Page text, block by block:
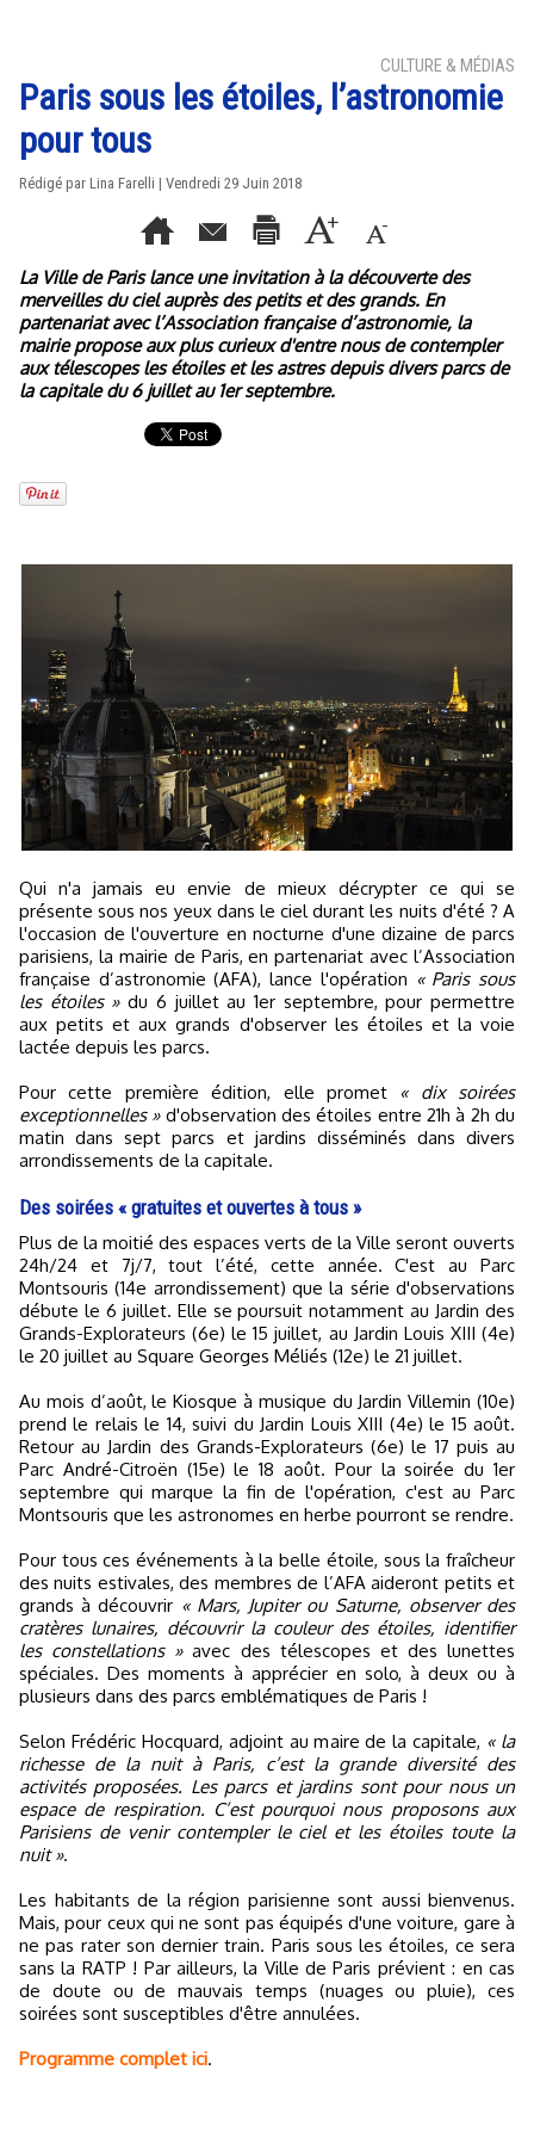
CULTURE & MÉDIAS
Paris sous les étoiles, l’astronomie
pour tous
Rédigé par Lina Farelli | Vendredi 29 Juin 2018
La Ville de Paris lance une invitation à la découverte des
merveilles du ciel auprès des petits et des grands. En
partenariat avec l’Association française d’astronomie, la
mairie propose aux plus curieux d'entre nous de contempler
aux télescopes les étoiles et les astres depuis divers parcs de
la capitale du 6 juillet au 1er septembre.
Qui n'a jamais eu envie de mieux décrypter ce qui se
présente sous nos yeux dans le ciel durant les nuits d'été ? A
l'occasion de l'ouverture en nocturne d'une dizaine de parcs
parisiens, la mairie de Paris, en partenariat avec l’Association
française d’astronomie (AFA), lance l'opération « Paris sous
les étoiles »du 6 juillet au 1er septembre, pour permettre
aux petits et aux grands d'observer les étoiles et la voie
lactée depuis les parcs.
Pour cette première édition, elle promet « dix soirées
exceptionnelles »d'observation des étoiles entre 21h à 2h du
matin dans sept parcs et jardins disséminés dans divers
arrondissements de la capitale.
Des soirées « gratuites et ouvertes à tous »
Plus de la moitié des espaces verts de la Ville seront ouverts
24h/24 et 7j/7, tout l’été, cette année. C'est au Parc
Montsouris (14e arrondissement) que la série d'observations
débute le 6 juillet. Elle se poursuit notamment au Jardin des
Grands-Explorateurs (6e) le 15 juillet, au Jardin Louis XIII (4e)
le 20 juillet au Square Georges Méliés (12e) le 21 juillet.
Au mois d’août, le Kiosque à musique du Jardin Villemin (10e)
prend le relais le 14, suivi du Jardin Louis XIII (4e) le 15 août.
Retour au Jardin des Grands-Explorateurs (6e) le 17 puis au
Parc André-Citroën (15e) le 18 août. Pour la soirée du 1er
septembre qui marque la fin de l'opération, c'est au Parc
Montsouris que les astronomes en herbe pourront se rendre.
Pour tous ces événements à la belle étoile, sous la fraîcheur
des nuits estivales, des membres de l’AFA aideront petits et
grands à découvrir « Mars, Jupiter ou Saturne, observer des
cratères lunaires, découvrir la couleur des étoiles, identifier
les constellations »avec des télescopes et des lunettes
spéciales. Des moments à apprécier en solo, à deux ou à
plusieurs dans des parcs emblématiques de Paris !
Selon Frédéric Hocquard, adjoint au maire de la capitale, « la
richesse de la nuit à Paris, c’est la grande diversité des
activités proposées. Les parcs et jardins sont pour nous un
espace de respiration. C’est pourquoi nous proposons aux
Parisiens de venir contempler le ciel et les étoiles toute la
nuit ».
Les habitants de la région parisienne sont aussi bienvenus.
Mais, pour ceux qui ne sont pas équipés d'une voiture, gare à
ne pas rater son dernier train. Paris sous les étoiles, ce sera
sans la RATP ! Par ailleurs, la Ville de Paris prévient : en cas
de doute ou de mauvais temps (nuages ou pluie), ces
soirées sont susceptibles d'être annulées.
Programme complet ici.